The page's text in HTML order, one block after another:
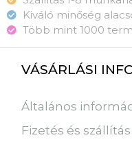
Kiváló minőség
Több mint 1000
VÁSÁRLÁSI
Általános
Fizetés és szállítás